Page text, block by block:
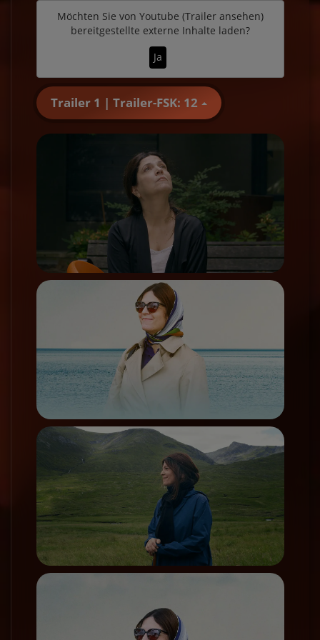
Möchten Sie von Youtube (Trailer ansehen)
bereitgestellte externe Inhalte laden?
Ja
Trailer 1 | Trailer-FSK: 12